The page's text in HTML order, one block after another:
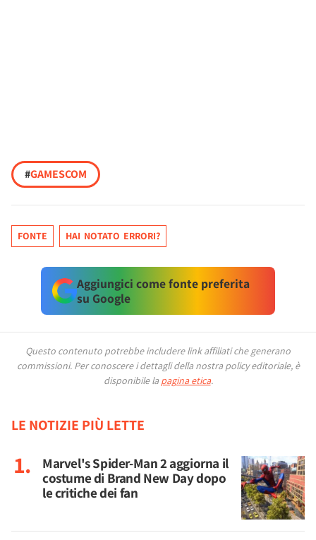
#GAMESCOM
FONTE HAI NOTATO ERRORI?
Aggiungici come fonte preferita
su Google
Questo contenuto potrebbe includere link affiliati che generano
commissioni. Per conoscere i dettagli della nostra policy editoriale, è
disponibile la pagina etica.
LE NOTIZIE PIÙ LETTE
Marvel's Spider-Man 2 aggiorna il
costume di Brand New Day dopo
le critiche dei fan